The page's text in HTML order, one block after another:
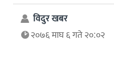
विदुर खबर
२०७६ माघ ६ गते २०:०२